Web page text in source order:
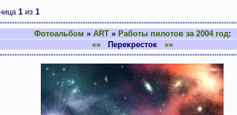
1из 1
Фотоальбом » ART» Работы пилотов за 2004 год:
««Перекресток »»